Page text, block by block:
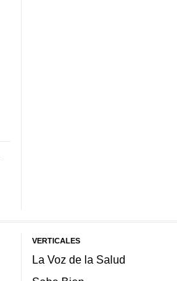
VERTICALES
La Voz de la Salud